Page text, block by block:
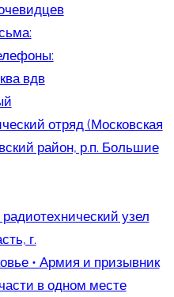
вдв
отряд (Московская
район, р.п. Большие
узел
г.
• Армия и призывник
в одном месте